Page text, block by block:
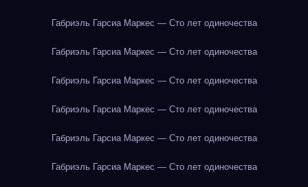
Габриэль Гарсиа Маркес — Сто лет одиночества
Габриэль Гарсиа Маркес — Сто лет одиночества
Габриэль Гарсиа Маркес — Сто лет одиночества
Габриэль Гарсиа Маркес — Сто лет одиночества
Габриэль Гарсиа Маркес — Сто лет одиночества
Габриэль Гарсиа Маркес — Сто лет одиночества